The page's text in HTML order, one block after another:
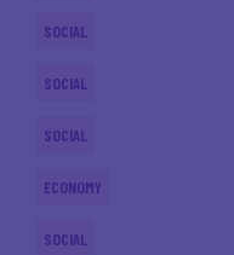
SOCIAL
SOCIAL
SOCIAL
ECONOMY
SOCIAL